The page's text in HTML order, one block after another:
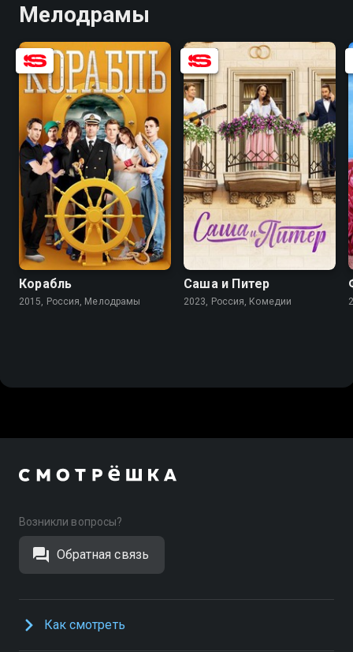
Мелодрамы
8.0 5.6
Корабль
2015, Россия, Мелодрамы
7.8 8.5
Саша и Питер
2023, Россия, Комедии
Возникли вопросы?
Обратная связь
Как смотреть